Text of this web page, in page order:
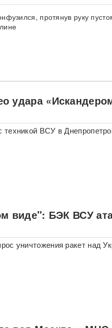
протянув руку
удара
ВСУ в
виде": БЭК ВСУ
уничтожения ракет над